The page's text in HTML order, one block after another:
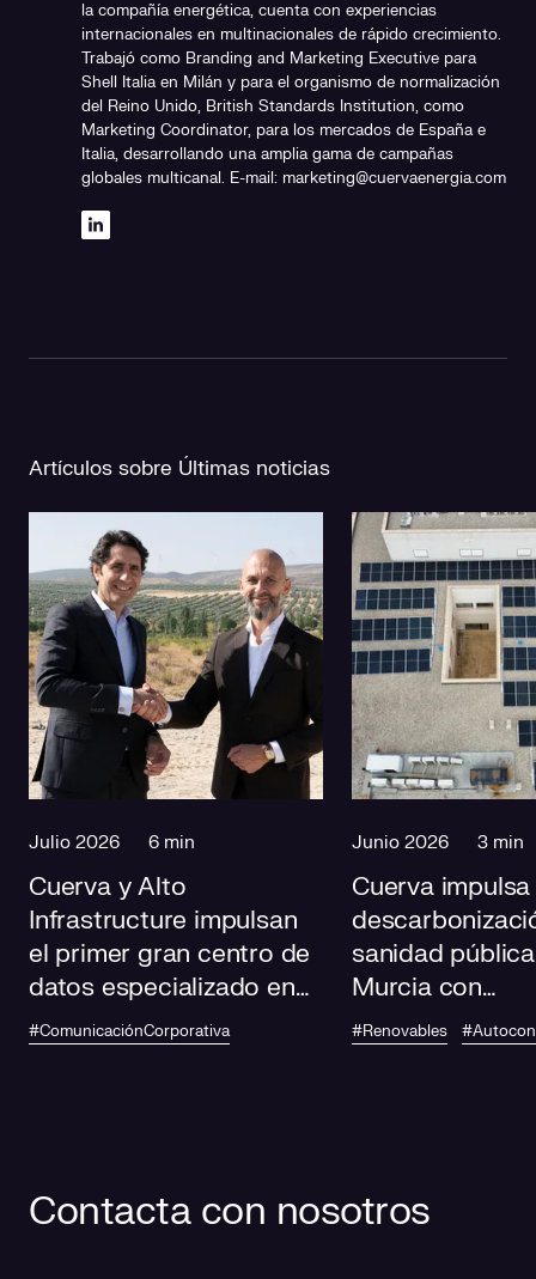
la compañía energética, cuenta con experiencias
internacionales en multinacionales de rápido crecimiento.
Trabajó como Branding and Marketing Executive para
Shell Italia en Milán y para el organismo de normalización
del Reino Unido, British Standards Institution, como
Marketing Coordinator, para los mercados de España e
Italia, desarrollando una amplia gama de campañas
globales multicanal. E-mail: marketing@cuervaenergia.com
Artículos sobre Últimas noticias
Julio 2026 6 min
Cuerva y Alto
Infrastructure impulsan
el primer gran centro de
datos especializado en
IA de Andalucía
#ComunicaciónCorporativa
Junio 2026 3 min
Cuerva
sanidad
Murcia con
autoconsumo
fotovoltaico en
#Renovables
Contacta con nosotros